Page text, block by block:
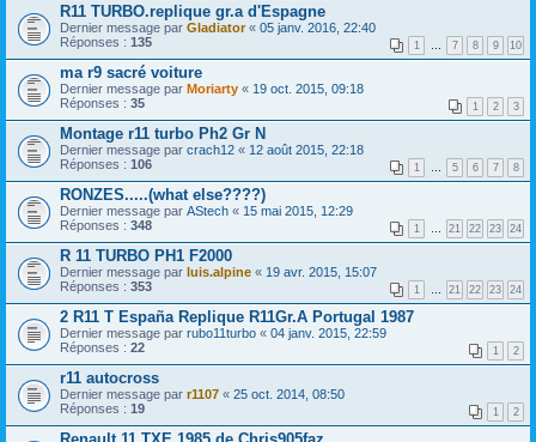
R11 TURBO.replique gr.a d'Espagne
Dernier message par Gladiator« 05 janv. 2016, 22:40
Réponses : 135 1 7 8 9 10
ma r9 sacré voiture
Dernier message par Moriarty « 19 oct. 2015, 09:18
Réponses : 35 1 2 3
Montage r11 turbo Ph2 Gr N
Dernier message par crach12 « 12 août 2015, 22:18
Réponses : 106 1 5 6 7 8
RONZES.....(what else????)
Dernier message par AStech « 15 mai 2015, 12:29
Réponses : 348 1 21 22 23 24
R 11 TURBO PH1 F2000
Dernier message par luis.alpine « 19 avr. 2015, 15:07
Réponses : 353 1 21 22 23 24
2 R11 T España Replique R11Gr.A Portugal 1987
Dernier message par rubo11turbo « 04 janv. 2015, 22:59
Réponses : 22 1 2
r11 autocross
Dernier message par r1107 « 25 oct. 2014, 08:50
Réponses : 19 1 2
Renault 11 TXE 1985 de Chris905faz